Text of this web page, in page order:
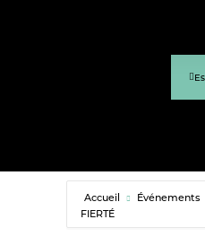
Accueil Événements
FIERTÉ